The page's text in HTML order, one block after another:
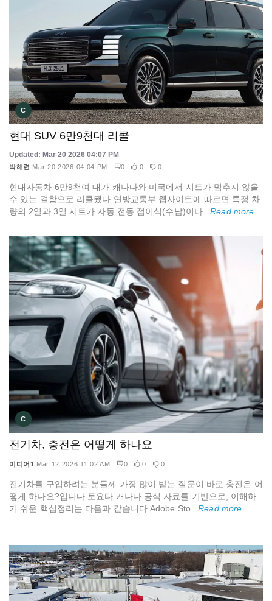
C
현대 SUV 6만9천대 리콜
Updated: Mar 20 2026 04:07 PM
박해련 Mar 20 2026 04:04 PM 0 0 0
현대자동차 6만9천여 대가 캐나다와 미국에서 시트가 멈추지 않을
수 있는 결함으로 리콜됐다.연방교통부 웹사이트에 따르면 특정 차
량의 2열과 3열 시트가 자동 전동 접이식(수납)이나...Read more...
C
전기차, 충전은 어떻게 하나요
미디어1 Mar 12 2026 11:02 AM 0 0 0
전기차를 구입하려는 분들께 가장 많이 받는 질문이 바로 충전은 어
떻게 하나요?입니다.토요타 캐나다 공식 자료를 기반으로, 이해하
기 쉬운 핵심정리는 다음과 같습니다.Adobe Sto...Read more...